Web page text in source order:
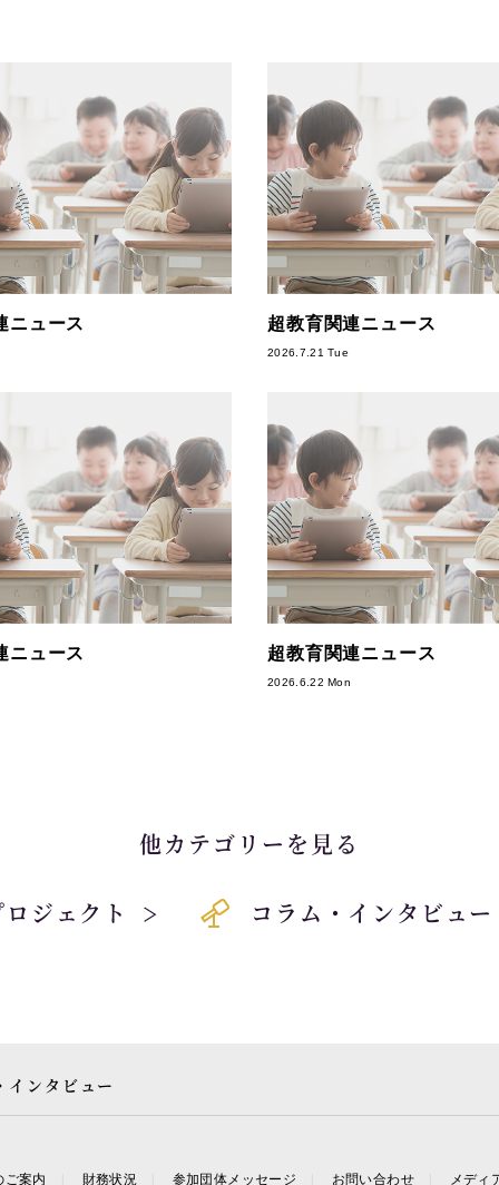
ニュース 超教育関連ニュース
2026.7.21 Tue
ニュース 超教育関連ニュース
2026.6.22 Mon
他カテゴリーを見る
ロジェクト コラム・インタビュー
インタビュー
ご案内 財務状況 参加団体メッセージ お問い合わせ メディ